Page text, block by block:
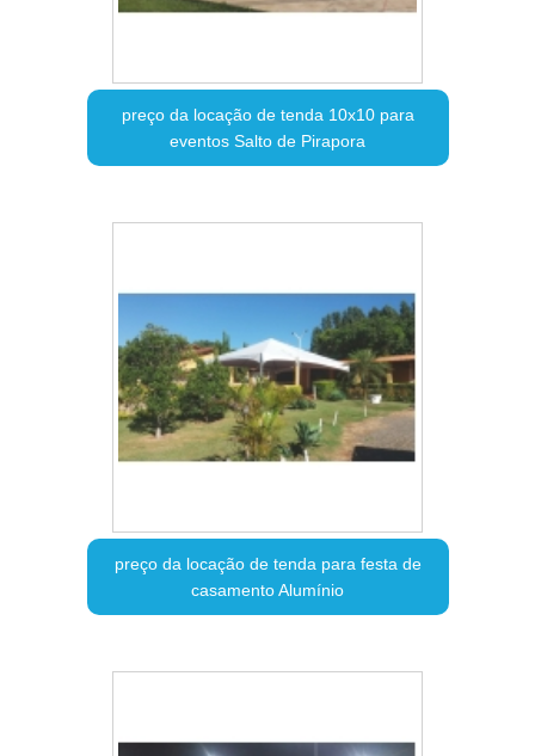
preço da locação de tenda 10x10 para
eventos Salto de Pirapora
preço da locação de tenda para festa de
casamento Alumínio